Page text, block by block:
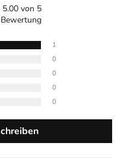
5.00 von 5
1
0
0
0
0